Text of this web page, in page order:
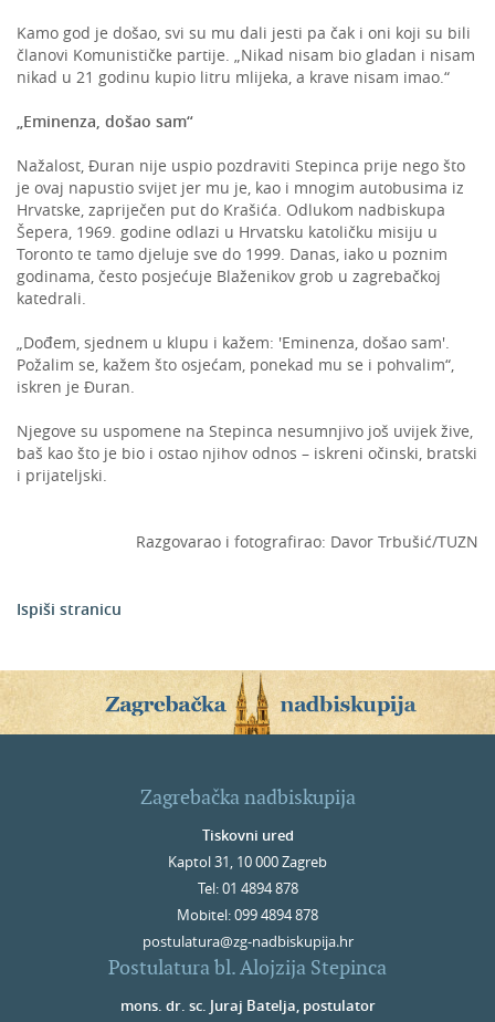
Kamo god je došao, svi su mu dali jesti pa čak i oni koji su bili
članovi Komunističke partije. „Nikad nisam bio gladan i nisam
nikad u 21 godinu kupio litru mlijeka, a krave nisam imao.“
„Eminenza, došao sam“
Nažalost, Đuran nije uspio pozdraviti Stepinca prije nego što
je ovaj napustio svijet jer mu je, kao i mnogim autobusima iz
Hrvatske, zapriječen put do Krašića. Odlukom nadbiskupa
Šepera, 1969. godine odlazi u Hrvatsku katoličku misiju u
Toronto te tamo djeluje sve do 1999. Danas, iako u poznim
godinama, često posjećuje Blaženikov grob u zagrebačkoj
katedrali.
„Dođem, sjednem u klupu i kažem: 'Eminenza, došao sam'.
Požalim se, kažem što osjećam, ponekad mu se i pohvalim“,
iskren je Đuran.
Njegove su uspomene na Stepinca nesumnjivo još uvijek žive,
baš kao što je bio i ostao njihov odnos – iskreni očinski, bratski
i prijateljski.
Razgovarao i fotografirao: Davor Trbušić/TUZN
Ispiši stranicu
Zagrebačka nadbiskupija
Tiskovni ured
Kaptol 31, 10 000 Zagreb
Tel: 01 4894 878
Mobitel: 099 4894 878
postulatura@zg-nadbiskupija.hr
Postulatura bl. Alojzija Stepinca
mons. dr. sc. Juraj Batelja, postulator